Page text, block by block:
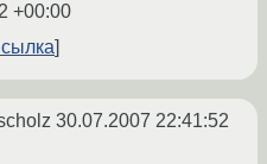
+00:00
30.07.2007 22:41:52